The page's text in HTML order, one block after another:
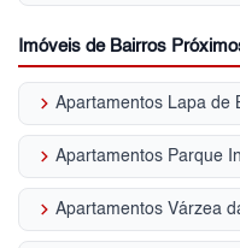
Imóveis de Bairros
keyboard_arrow_right Apartamentos Lapa de
keyboard_arrow_right Apartamentos Parque
keyboard_arrow_right Apartamentos Várzea